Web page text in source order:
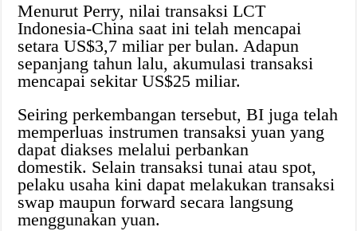
Menurut Perry, nilai transaksi LCT
Indonesia-China saat ini telah mencapai
setara US$3,7 miliar per bulan. Adapun
sepanjang tahun lalu, akumulasi transaksi
mencapai sekitar US$25 miliar.
Seiring perkembangan tersebut, BI juga telah
memperluas instrumen transaksi yuan yang
dapat diakses melalui perbankan
domestik. Selain transaksi tunai atau spot,
pelaku usaha kini dapat melakukan transaksi
swap maupun forward secara langsung
menggunakan yuan.